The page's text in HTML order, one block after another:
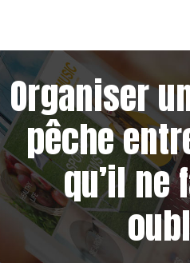
Organiser
pêche
qu’il ne